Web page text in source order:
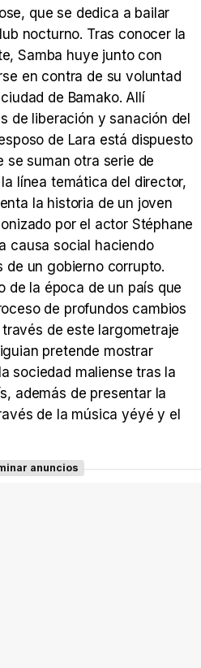
Tráiler Oficial en VOSE 'The Audacity'
Tráiler en español 'Outcome' (2026)
Tráiler 'Do Not Enter' (2026)
que se dedica a bailar
nocturno. Tras conocer la
Samba huye junto con
en contra de su voluntad
de Bamako. Allí
de liberación y sanación del
de Lara está dispuesto
se suman otra serie de
línea temática del director,
la historia de un joven
por el actor Stéphane
causa social haciendo
de un gobierno corrupto.
de la época de un país que
de profundos cambios
de este largometraje
pretende mostrar
sociedad maliense tras la
además de presentar la
de la música yéyé y el
anuncios